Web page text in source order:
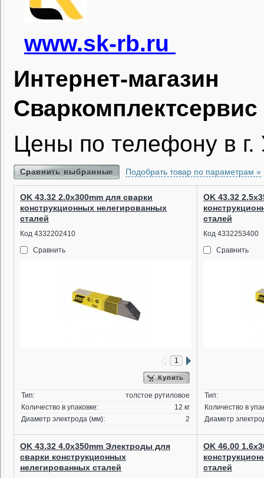
www.sk-rb.ru
Интернет-
Сваркомплектсервис
Цены по телефону в
Сравнить выбранные Подобрать товар по параметрам »
OK 43.32 2.0x300mm для сварки
конструкционных нелегированных
сталей
Код 4332202410
Сравнить
Купить
Тип:
толстое рутиловое
Количество в упаковке:
12 кг
Диаметр электрода (мм):
2
OK 43.32
сталей
Код 4332253400
Сравнить
Тип:
Количество в
Диаметр
OK 43.32 4.0x350mm Электроды для
сварки конструкционных
нелегированных сталей
OK 46.00
сталей